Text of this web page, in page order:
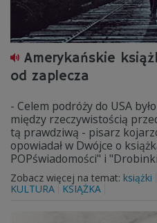
Amerykańskie
od zaplecza
- Celem podróży do USA
między rzeczywistością
tą prawdziwą - pisarz
opowiadał w Dwójce o
POPświadomości" i
Zobacz więcej na temat: książki
KULTURA
KSIĄŻKA